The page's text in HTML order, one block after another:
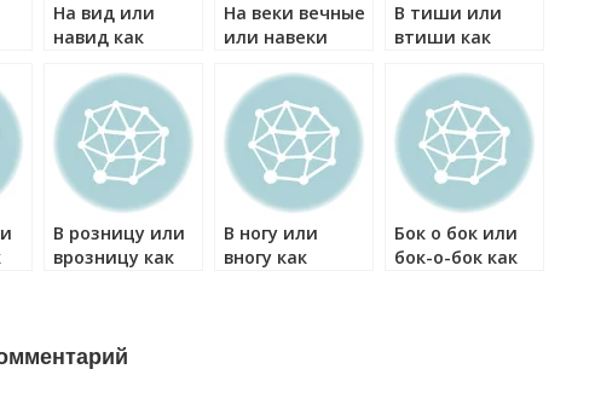
На вид или
навид как
На веки вечные
или навеки
правильно?
В тиши или
втиши как
В розницу или
врозницу как
В ногу или
вногу как
Бок о бок или
бок-о-бок как